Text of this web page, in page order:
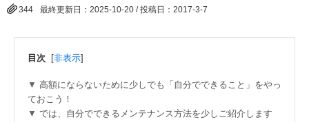
344 最終更新日：2025-10-20 / 投稿日： 2017-3-7
目次 [非表示]
高額にならないために少しでも「自分でできること」をやっ
ておこう！
では、自分でできるメンテナンス方法を少しご紹介します